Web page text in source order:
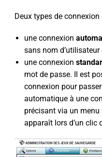
Deux types de connexion
une connexion
sans nom
une connexion
mot de passe. Il est
connexion pour
automatique à une
précisant via un menu
apparaît lors d’un clic